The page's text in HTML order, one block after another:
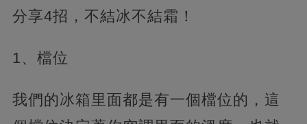
分享4招，不結冰不結霜！
1、檔位
我們的冰箱里面都是有一個檔位的，這